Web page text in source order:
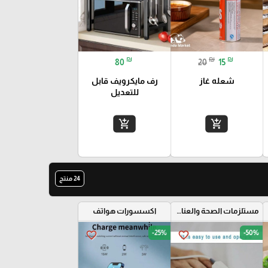
20 ₪ 15 ₪
شعله غاز
add_shopping_cart
80 ₪
رف مايكرويف قابل
للتعديل
add_shopping_cart
24 منتج
مستلزمات الصحة والعناية الشخصية
favorite_border -50%
اكسسورات هواتف
favorite_border -25%